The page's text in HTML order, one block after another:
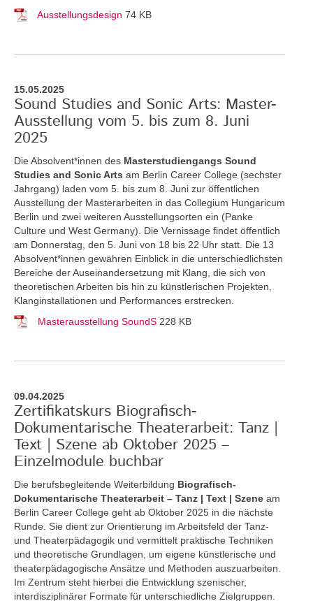
Ausstellungsdesign 74 KB
15.05.2025
Sound Studies and Sonic Arts: Master-
Ausstellung vom 5. bis zum 8. Juni
2025
Die Absolvent*innen des Masterstudiengangs Sound
Studies and Sonic Arts am Berlin Career College (sechster
Jahrgang) laden vom 5. bis zum 8. Juni zur öffentlichen
Ausstellung der Masterarbeiten in das Collegium Hungaricum
Berlin und zwei weiteren Ausstellungsorten ein (Panke
Culture und West Germany). Die Vernissage findet öffentlich
am Donnerstag, den 5. Juni von 18 bis 22 Uhr statt. Die 13
Absolvent*innen gewähren Einblick in die unterschiedlichsten
Bereiche der Auseinandersetzung mit Klang, die sich von
theoretischen Arbeiten bis hin zu künstlerischen Projekten,
Klanginstallationen und Performances erstrecken.
Masterausstellung SoundS 228 KB
09.04.2025
Zertifikatskurs Biografisch-
Dokumentarische Theaterarbeit: Tanz |
Text | Szene ab Oktober 2025 –
Einzelmodule buchbar
Die berufsbegleitende Weiterbildung Biografisch-
Dokumentarische Theaterarbeit – Tanz | Text | Szene am
Berlin Career College geht ab Oktober 2025 in die nächste
Runde. Sie dient zur Orientierung im Arbeitsfeld der Tanz-
und Theaterpädagogik und vermittelt praktische Techniken
und theoretische Grundlagen, um eigene künstlerische und
theaterpädagogische Ansätze und Methoden auszuarbeiten.
Im Zentrum steht hierbei die Entwicklung szenischer,
interdisziplinärer Formate für unterschiedliche Zielgruppen.